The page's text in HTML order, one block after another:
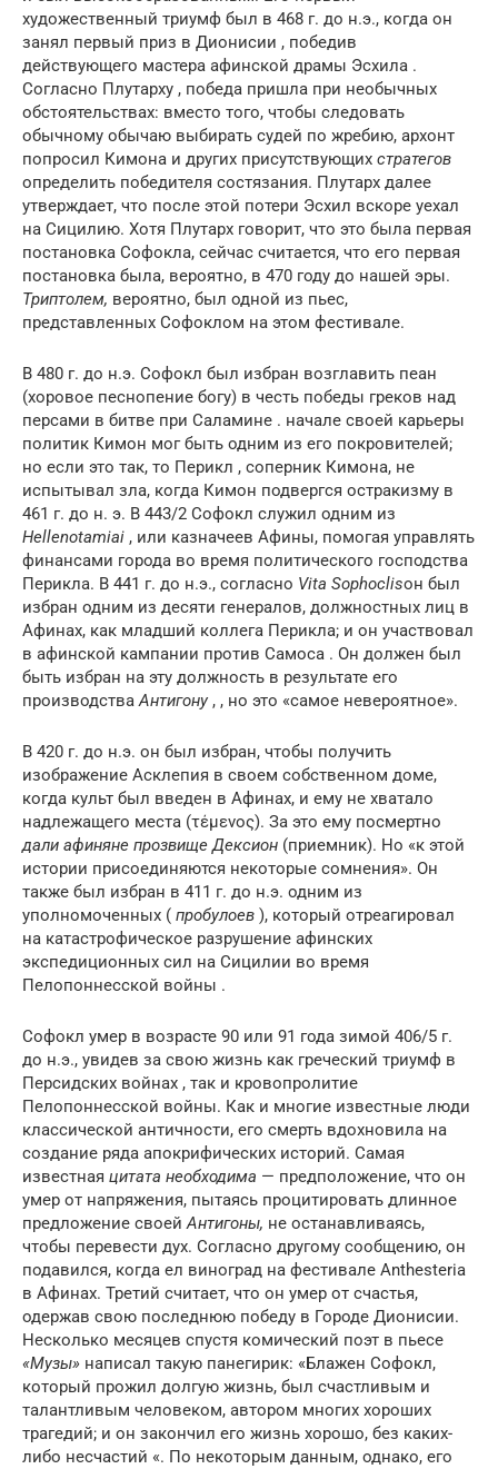
художественный триумф был в 468 г. до н.э., когда он
занял первый приз в Дионисии , победив
действующего мастера афинской драмы Эсхила .
Согласно Плутарху , победа пришла при необычных
обстоятельствах: вместо того, чтобы следовать
обычному обычаю выбирать судей по жребию, архонт
попросил Кимона и других присутствующих стратегов
определить победителя состязания. Плутарх далее
утверждает, что после этой потери Эсхил вскоре уехал
на Сицилию. Хотя Плутарх говорит, что это была первая
постановка Софокла, сейчас считается, что его первая
постановка была, вероятно, в 470 году до нашей эры.
Триптолем, вероятно, был одной из пьес,
представленных Софоклом на этом фестивале.
В 480 г. до н.э. Софокл был избран возглавить пеан
(хоровое песнопение богу) в честь победы греков над
персами в битве при Саламине . начале своей карьеры
политик Кимон мог быть одним из его покровителей;
но если это так, то Перикл , соперник Кимона, не
испытывал зла, когда Кимон подвергся остракизму в
461 г. до н. э. В 443/2 Софокл служил одним из
Hellenotamiai , или казначеев Афины, помогая управлять
финансами города во время политического господства
Перикла. В 441 г. до н.э., согласно Vita Sophoclisон был
избран одним из десяти генералов, должностных лиц в
Афинах, как младший коллега Перикла; и он участвовал
в афинской кампании против Самоса . Он должен был
быть избран на эту должность в результате его
производстваАнтигону, , но это «самое невероятное».
В 420 г. до н.э. он был избран, чтобы получить
изображение Асклепия в своем собственном доме,
когда культ был введен в Афинах, и ему не хватало
надлежащего места (τέμενος). За это ему посмертно
дали афиняне прозвище Дексион (приемник). Но «к этой
истории присоединяются некоторые сомнения». Он
также был избран в 411 г. до н.э. одним из
уполномоченных ( пробулоев ), который отреагировал
на катастрофическое разрушение афинских
экспедиционных сил на Сицилии во время
Пелопоннесской войны .
Софокл умер в возрасте 90 или 91 года зимой 406/5 г.
до н.э., увидев за свою жизнь как греческий триумф в
Персидских войнах , так и кровопролитие
Пелопоннесской войны. Как и многие известные люди
классической античности, его смерть вдохновила на
создание ряда апокрифических историй. Самая
известная цитата необходима — предположение, что он
умер от напряжения, пытаясь процитировать длинное
предложение своейАнтигоны, не останавливаясь,
чтобы перевести дух. Согласно другому сообщению, он
подавился, когда ел виноград на фестивале Anthesteria
в Афинах. Третий считает, что он умер от счастья,
одержав свою последнюю победу в Городе Дионисии.
Несколько месяцев спустя комический поэт в пьесе
«Музы» написал такую ​​панегирик: «Блажен Софокл,
который прожил долгую жизнь, был счастливым и
талантливым человеком, автором многих хороших
трагедий; и он закончил его жизнь хорошо, без каких-
либо несчастий «. По некоторым данным, однако, его